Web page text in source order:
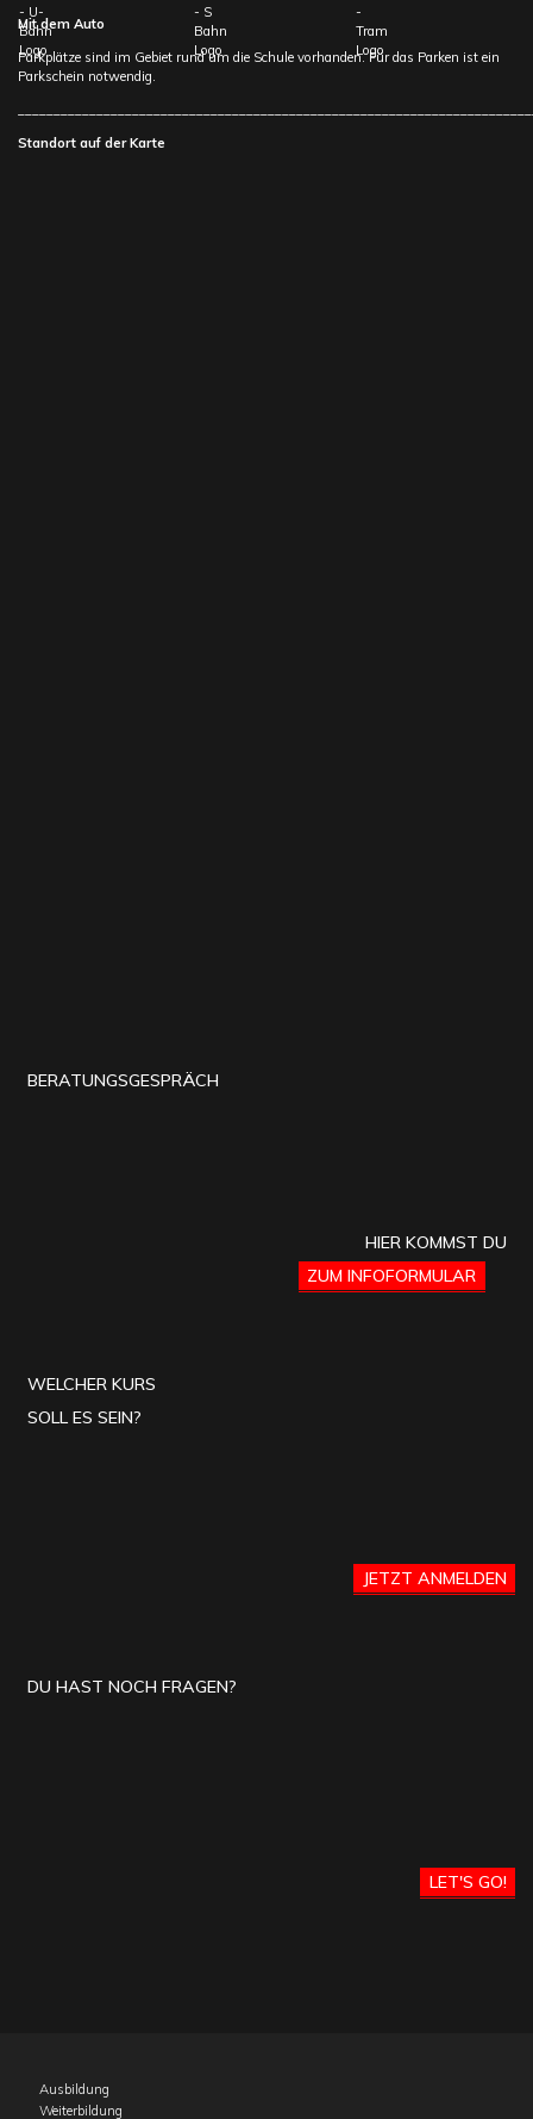
Mit dem Auto
Parkplätze sind im Gebiet rund um die Schule vorhanden. Für das Parken ist ein
Parkschein notwendig.
Standort auf der Karte
BERATUNGSGESPRÄCH
HIER KOMMST DU
ZUM INFOFORMULAR
WELCHER KURS
SOLL ES SEIN?
JETZT ANMELDEN
DU HAST NOCH FRAGEN?
LET'S GO!
Ausbildung
Weiterbildung